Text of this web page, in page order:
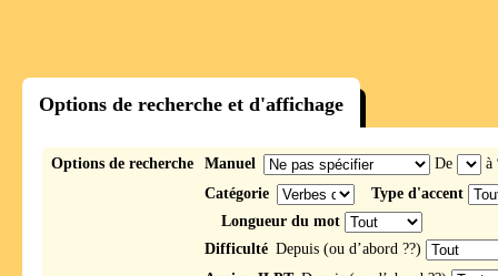
Options de recherche et d'affichage
Options de recherche Manuel De
à
Catégorie
Type d'accent
Longueur du mot
Difficulté Depuis (ou d’abord ??)